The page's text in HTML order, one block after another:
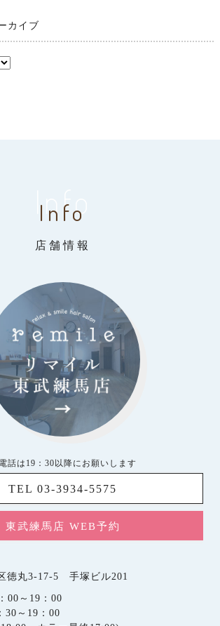
カイブ
Info
Info
店舗情報
話は19：30以降にお願いします
TEL 03-3934-5575
東武練馬店 WEB予約
徳丸3-17-5 手塚ビル201
～19：00
～19：00